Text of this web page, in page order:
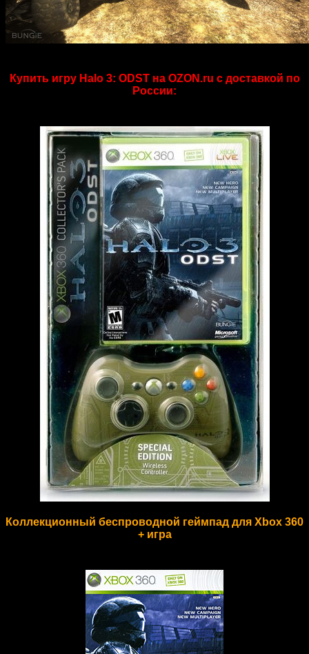
Купить игру Halo 3: ODST на OZON.ru с доставкой по
России:
Коллекционный беспроводной геймпад для Xbox 360
+ игра